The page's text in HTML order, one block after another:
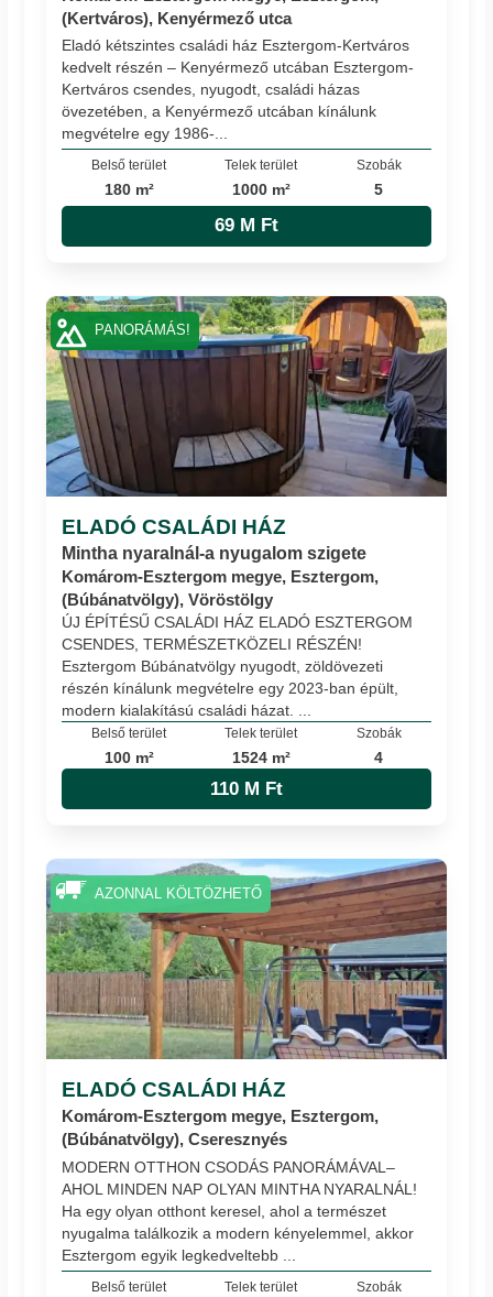
(Kertváros), Kenyérmező utca
Eladó kétszintes családi ház Esztergom-Kertváros
kedvelt részén – Kenyérmező utcában Esztergom-
Kertváros csendes, nyugodt, családi házas
övezetében, a Kenyérmező utcában kínálunk
megvételre egy 1986-...
Belső terület
180 m²
Telek terület
1000 m²
Szobák
5
69 M Ft
ELADÓ CSALÁDI HÁZ
Mintha nyaralnál-a nyugalom szigete
Komárom-Esztergom megye, Esztergom,
(Búbánatvölgy), Vöröstölgy
ÚJ ÉPÍTÉSŰ CSALÁDI HÁZ ELADÓ ESZTERGOM
CSENDES, TERMÉSZETKÖZELI RÉSZÉN!
Esztergom Búbánatvölgy nyugodt, zöldövezeti
részén kínálunk megvételre egy 2023-ban épült,
modern kialakítású családi házat. ...
Belső terület
100 m²
Telek terület
1524 m²
Szobák
4
110 M Ft
PANORÁMÁS!
ELADÓ CSALÁDI HÁZ
Komárom-Esztergom megye, Esztergom,
(Búbánatvölgy), Cseresznyés
MODERN OTTHON CSODÁS PANORÁMÁVAL–
AHOL MINDEN NAP OLYAN MINTHA NYARALNÁL!
Ha egy olyan otthont keresel, ahol a természet
nyugalma találkozik a modern kényelemmel, akkor
Esztergom egyik legkedveltebb ...
Belső terület Telek terület Szobák
AZONNAL KÖLTÖZHETŐ